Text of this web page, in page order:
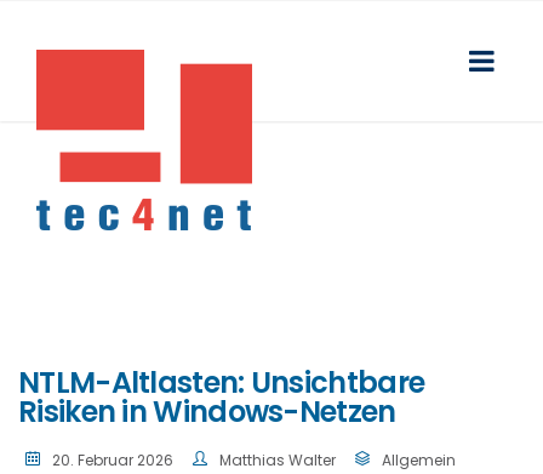
NTLM-Altlasten: Unsichtbare
Risiken in Windows-Netzen
20. Februar 2026 Matthias Walter Allgemein